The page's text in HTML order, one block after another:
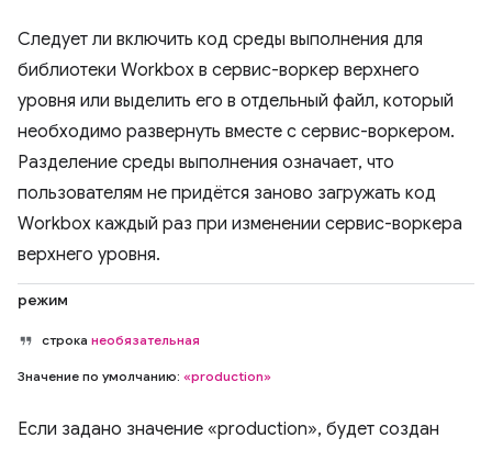
Следует ли включить код среды выполнения для
библиотеки Workbox в сервис-воркер верхнего
уровня или выделить его в отдельный файл, который
необходимо развернуть вместе с сервис-воркером.
Разделение среды выполнения означает, что
пользователям не придётся заново загружать код
Workbox каждый раз при изменении сервис-воркера
верхнего уровня.
режим
строка необязательная
Значение по умолчанию: «production»
Если задано значение «production», будет создан